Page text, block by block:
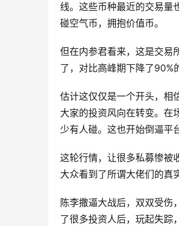
线。这些币种最近的交易量
碰空气币，拥抱价值币。
但在内参君看来，这是交易
了，对比高峰期下降了90%
估计这仅仅是一个开头，相
大家的投资风向在转变。在
少有人碰。这也开始倒逼平
这轮行情，让很多私募惨被
大众看到了所谓大佬们的真
陈李撒逼大战后，双双受伤
了很多投资人后，玩起失踪